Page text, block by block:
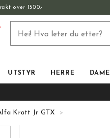
over 1500,-
UTSTYR HERRE DAME
Kratt Jr GTX